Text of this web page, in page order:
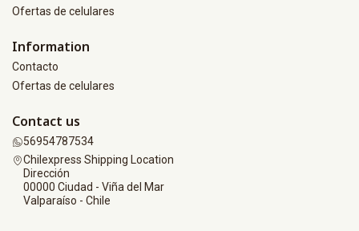
Ofertas de celulares
Information
Contacto
Ofertas de celulares
Contact us
56954787534
Chilexpress Shipping Location
Dirección
00000 Ciudad - Viña del Mar
Valparaíso - Chile